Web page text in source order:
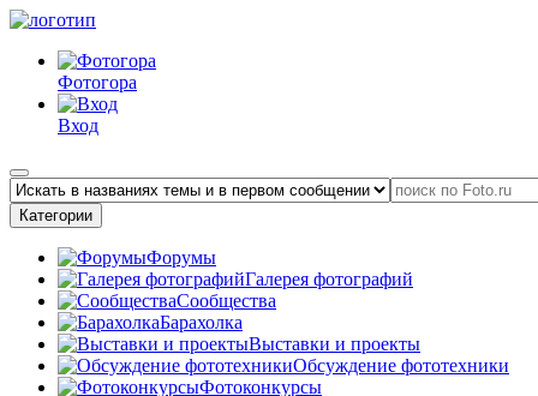
Фотогора
Вход
Категории
Форумы
Галерея фотографий
Сообщества
Барахолка
Выставки и проекты
Обсуждение фототехники
Фотоконкурсы